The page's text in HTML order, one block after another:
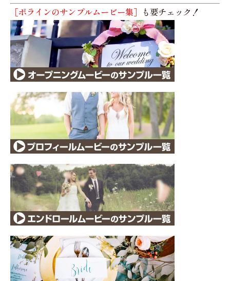
［ポラインのサンプルムービー集］ も要チェック！